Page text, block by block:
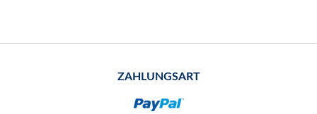
ZAHLUNGSART